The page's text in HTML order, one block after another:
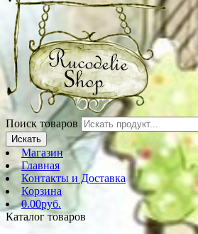
Поиск товаров
Искать
Магазин
Главная
Контакты и Доставка
Корзина
0.00руб.
Каталог товаров